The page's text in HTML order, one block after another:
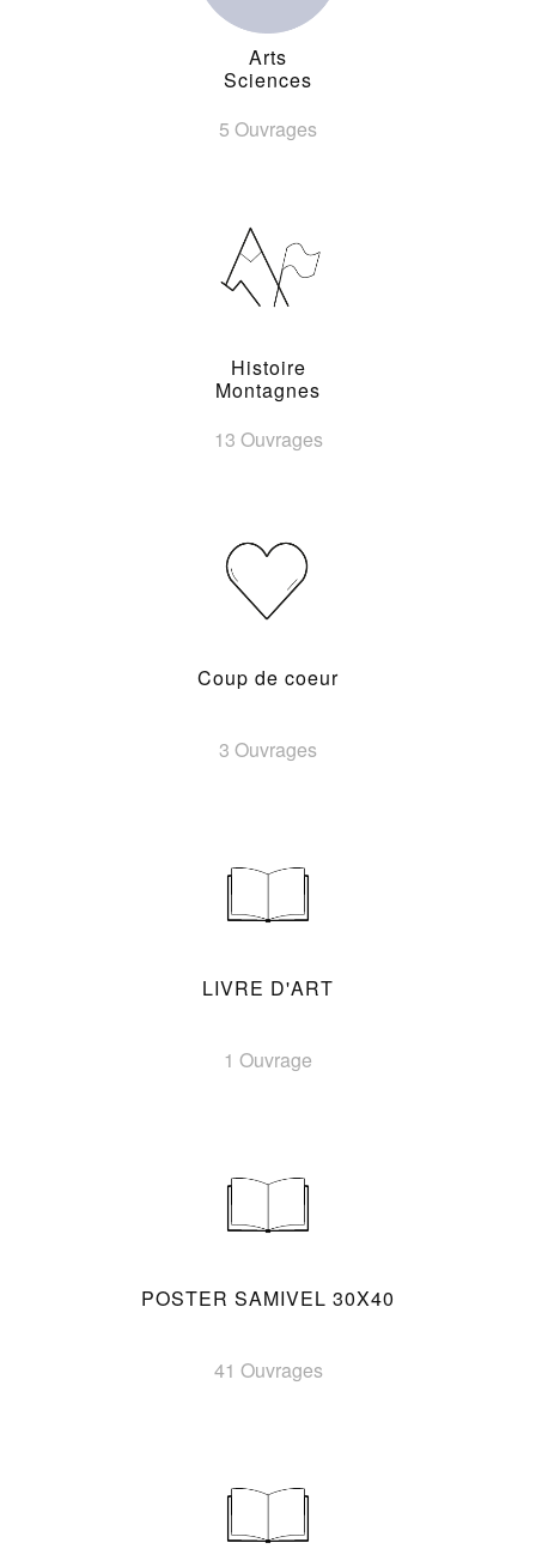
Arts
Sciences
5 Ouvrages
Histoire
Montagnes
13 Ouvrages
Coup de coeur
3 Ouvrages
LIVRE D'ART
1 Ouvrage
POSTER SAMIVEL 30X40
41 Ouvrages